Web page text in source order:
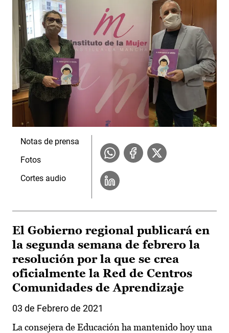
Notas de prensa
Fotos
Cortes audio
El Gobierno regional publicará en
la segunda semana de febrero la
resolución por la que se crea
oficialmente la Red de Centros
Comunidades de Aprendizaje
03 de Febrero de 2021
La consejera de Educación ha mantenido hoy una